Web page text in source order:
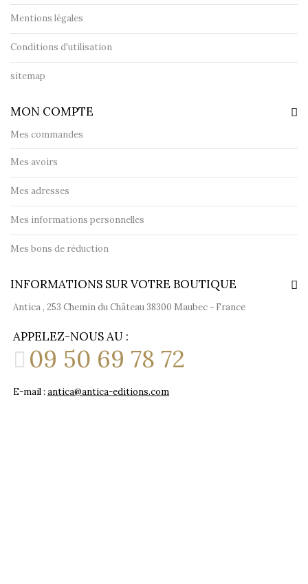
Mentions légales
Conditions d'utilisation
sitemap
MON COMPTE
Mes commandes
Mes avoirs
Mes adresses
Mes informations personnelles
Mes bons de réduction
INFORMATIONS SUR VOTRE BOUTIQUE
Antica , 253 Chemin du Château 38300 Maubec - France
APPELEZ-NOUS AU :
09 50 69 78 72
E-mail : antica@antica-editions.com